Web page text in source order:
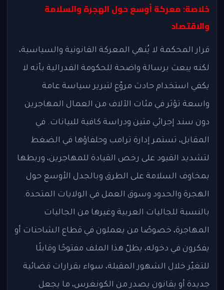
خلاصة: معركة أوسع حول الهجرة والسلامة
والاقتصاد
قرار المحكمة لا يُنهي المعركة القانونية والسياسية،
لكنه يبعث برسالة واضحة للحكومة الفدرالية بأنه لا
يكفي استخدام حادث مروّع لتبرير سياسة عامة
واسعة تؤثر في مئات الآلاف من العمال المهاجرين
دون سند إجرائي متين ودراسة كافية للبيانات. في
المقابل، تستمر إدارة ترامب وحلفاؤها في الضغط
لتشديد القيود على رخص القيادة للمهاجرين، وربطها
بمخاوف السلامة على الطرق وبالجدل الأوسع حول
الهجرة والحدود وسوق العمل في الولايات المتحدة.
بالنسبة للجاليات العربية وغيرها من الجاليات
المهاجرة، خصوصًا من يعملون في قطاع الشاحنات أو
يفكرون في دخوله، يظلّ هذا الملف مفتوحًا وقابلًا
للتغيّر خلال الشهور المقبلة، سواء بقرارات قضائية
جديدة أو بقانون يصدر من الكونغرس، ما يجعل